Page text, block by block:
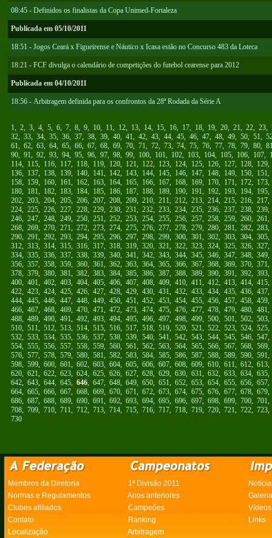
08:45 - Definidos os finalistas da Copa Unimed-Fortaleza
Publicada em 05/10/2011
18:51 - Jogos Ceará x Figueirense e Náutico x Icasa estão no Concurso 483 da Loteca
18:21 - FCF divulga o calendário de competições do futebol cearense para 2012
Publicada em 04/10/2011
18:56 - Arbitragem definida para os confrontos da 28ª Rodada da Série A
1, 2, 3, 4, 5, 6, 7, 8, 9, 10, 11, 12, 13, 14, 15, 16, 17, 18, 19, 20, 21, 22, 23,
32, 33, 34, 35, 36, 37, 38, 39, 40, 41, 42, 43, 44, 45, 46, 47, 48, 49, 50, 51,
61, 62, 63, 64, 65, 66, 67, 68, 69, 70, 71, 72, 73, 74, 75, 76, 77, 78, 79, 80,
90, 91, 92, 93, 94, 95, 96, 97, 98, 99, 100, 101, 102, 103, 104, 105, 106, 107,
114, 115, 116, 117, 118, 119, 120, 121, 122, 123, 124, 125, 126, 127, 128, 129
136, 137, 138, 139, 140, 141, 142, 143, 144, 145, 146, 147, 148, 149, 150, 151
158, 159, 160, 161, 162, 163, 164, 165, 166, 167, 168, 169, 170, 171, 172, 173
180, 181, 182, 183, 184, 185, 186, 187, 188, 189, 190, 191, 192, 193, 194, 195
202, 203, 204, 205, 206, 207, 208, 209, 210, 211, 212, 213, 214, 215, 216, 217
224, 225, 226, 227, 228, 229, 230, 231, 232, 233, 234, 235, 236, 237, 238, 239
246, 247, 248, 249, 250, 251, 252, 253, 254, 255, 256, 257, 258, 259, 260, 261
268, 269, 270, 271, 272, 273, 274, 275, 276, 277, 278, 279, 280, 281, 282, 283
290, 291, 292, 293, 294, 295, 296, 297, 298, 299, 300, 301, 302, 303, 304, 305
312, 313, 314, 315, 316, 317, 318, 319, 320, 321, 322, 323, 324, 325, 326, 327
334, 335, 336, 337, 338, 339, 340, 341, 342, 343, 344, 345, 346, 347, 348, 349
356, 357, 358, 359, 360, 361, 362, 363, 364, 365, 366, 367, 368, 369, 370, 371
378, 379, 380, 381, 382, 383, 384, 385, 386, 387, 388, 389, 390, 391, 392, 393
400, 401, 402, 403, 404, 405, 406, 407, 408, 409, 410, 411, 412, 413, 414, 415
422, 423, 424, 425, 426, 427, 428, 429, 430, 431, 432, 433, 434, 435, 436, 437
444, 445, 446, 447, 448, 449, 450, 451, 452, 453, 454, 455, 456, 457, 458, 459
466, 467, 468, 469, 470, 471, 472, 473, 474, 475, 476, 477, 478, 479, 480, 481
488, 489, 490, 491, 492, 493, 494, 495, 496, 497, 498, 499, 500, 501, 502, 503
510, 511, 512, 513, 514, 515, 516, 517, 518, 519, 520, 521, 522, 523, 524, 525
532, 533, 534, 535, 536, 537, 538, 539, 540, 541, 542, 543, 544, 545, 546, 547
554, 555, 556, 557, 558, 559, 560, 561, 562, 563, 564, 565, 566, 567, 568, 569
576, 577, 578, 579, 580, 581, 582, 583, 584, 585, 586, 587, 588, 589, 590, 591
598, 599, 600, 601, 602, 603, 604, 605, 606, 607, 608, 609, 610, 611, 612, 613
620, 621, 622, 623, 624, 625, 626, 627, 628, 629, 630, 631, 632, 633, 634, 635
642, 643, 644, 645, 646, 647, 648, 649, 650, 651, 652, 653, 654, 655, 656, 657
664, 665, 666, 667, 668, 669, 670, 671, 672, 673, 674, 675, 676, 677, 678, 679
686, 687, 688, 689, 690, 691, 692, 693, 694, 695, 696, 697, 698, 699, 700, 701
708, 709, 710, 711, 712, 713, 714, 715, 716, 717, 718, 719, 720, 721, 722, 723
730
Membros da Diretoria 1ª Divisão 2011
Normas e Regulamentos
Anos anteriores
Clubes afiliados
Campeões
Vídeos
Contato
Ranking
Links
Localização
Arbitragem